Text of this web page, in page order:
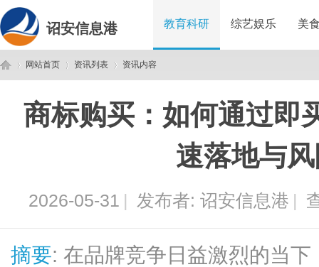
诏安信息港 教育科研 综艺娱乐 美
网站首页
›
资讯列表
›
资讯内容
商标购买：如何通过即
速落地与
2026-05-31 | 发布者: 诏安信息港 |
摘要: 在品牌竞争日益激烈的当